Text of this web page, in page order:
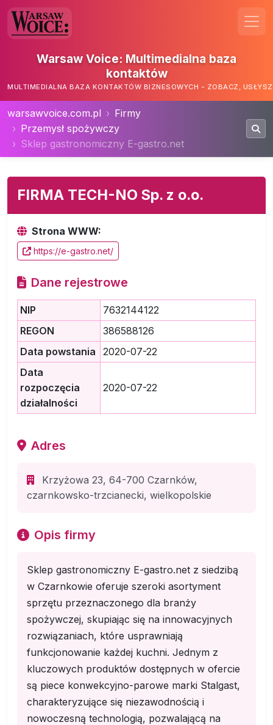
Warsaw Voice: Multimedialna baza
kontaktów
MULTIMEDIALNA BAZA KONTAKTÓW BIZNESOWYCH - ZOBACZ,
warsawvoice.com.pl
Firmy
Przemysł spożywczy
Sklep gastronomiczny E-gastro.net
FIRMA TECH-NO Sp. z o.o.
Strona WWW:
https://e-gastro.net/
Dane rejestrowe
NIP
7632144122
REGON
386588126
Data powstania
2020-07-22
Data
rozpoczęcia
działalności
2020-07-22
Adres
Krzyżowa 23, 64-700 Czarnków,
czarnkowsko-trzcianecki, wielkopolskie
Opis firmy
Sklep gastronomiczny E-gastro.net z siedzibą
w Czarnkowie oferuje szeroki asortyment
sprzętu przeznaczonego dla branży
spożywczej, skupiając się na innowacyjnych
rozwiązaniach, które usprawniają
funkcjonowanie każdej kuchni. Jednym z
kluczowych produktów dostępnych w ofercie
są piece konwekcyjno-parowe marki Stalgast,
charakteryzujące się niezawodnością i
nowoczesną technologią, pozwalającą na